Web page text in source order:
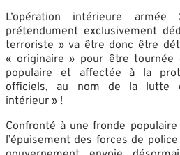
L’opération intérieure
prétendument exclusivement
terroriste » va être donc être
« originaire » pour être tournée
populaire et affectée à la
officiels, au nom de la lutte
intérieur » !
Confronté à une fronde
l’épuisement des forces de